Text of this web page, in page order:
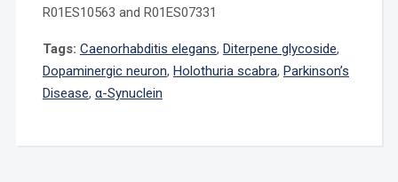
R01ES10563 and R01ES07331
Tags: Caenorhabditis elegans, Diterpene glycoside,
Dopaminergic neuron, Holothuria scabra, Parkinson’s
Disease, α-Synuclein